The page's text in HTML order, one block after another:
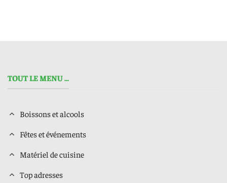
TOUT LE MENU ...
Boissons et alcools
Fêtes et événements
Matériel de cuisine
Top adresses